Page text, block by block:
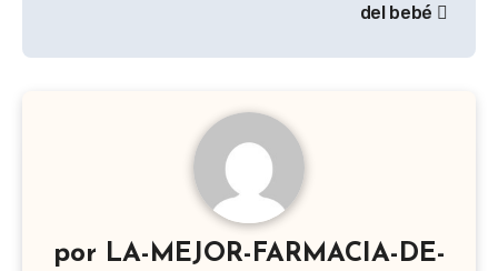
del bebé
por LA-MEJOR-FARMACIA-DE-